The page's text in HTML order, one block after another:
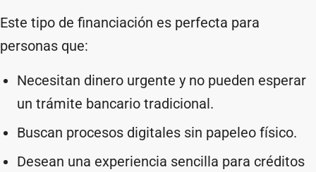
Este tipo de financiación es perfecta para
personas que:
Necesitan dinero urgente y no pueden esperar
un trámite bancario tradicional.
Buscan procesos digitales sin papeleo físico.
Desean una experiencia sencilla para créditos